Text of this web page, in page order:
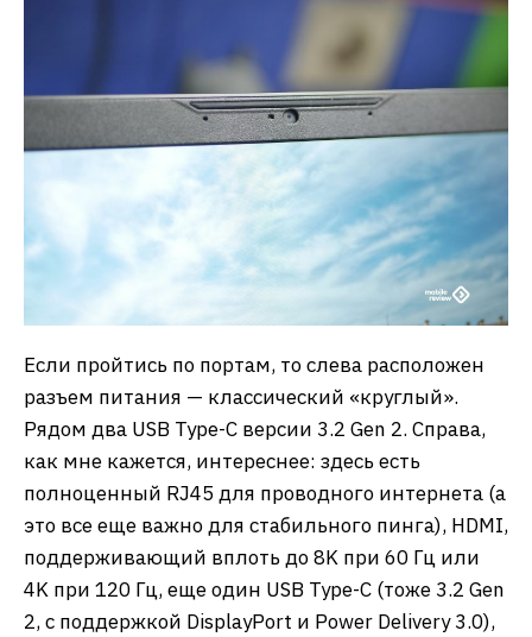
Если пройтись по портам, то слева расположен
разъем питания — классический «круглый».
Рядом два USB Type-C версии 3.2 Gen 2. Справа,
как мне кажется, интереснее: здесь есть
полноценный RJ45 для проводного интернета (а
это все еще важно для стабильного пинга), HDMI,
поддерживающий вплоть до 8K при 60 Гц или
4K при 120 Гц, еще один USB Type-C (тоже 3.2 Gen
2, с поддержкой DisplayPort и Power Delivery 3.0),